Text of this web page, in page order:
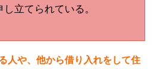
立てられている。
人や、他から借り入れをして住